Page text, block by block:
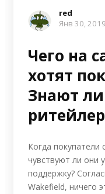
red
Янв 30, 2019
Чего на
хотят
Знают
Когда покупатели
чувствуют ли они
поддержку?
Wakefield, ничего